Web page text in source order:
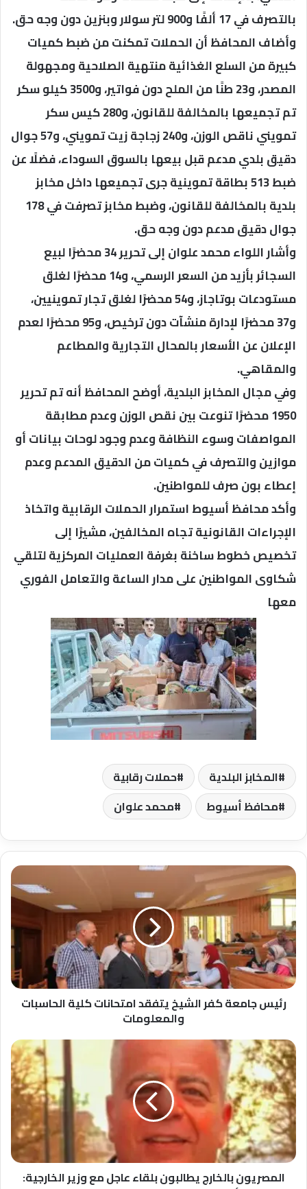
بالتصرف في 17 ألفًا و900 لتر سولار وبنزين دون وجه حق.
وأضاف المحافظ أن الحملات تمكنت من ضبط كميات
كبيرة من السلع الغذائية منتهية الصلاحية ومجهولة
المصدر، و23 طنًا من الملح دون فواتير، و3500 كيلو سكر
تم تجميعها بالمخالفة للقانون، و280 كيس سكر
تمويني ناقص الوزن، و240 زجاجة زيت تمويني، و57 جوال
دقيق بلدي مدعم قبل بيعها بالسوق السوداء، فضلًا عن
ضبط 513 بطاقة تموينية جرى تجميعها داخل مخابز
بلدية بالمخالفة للقانون، وضبط مخابز تصرفت في 178
جوال دقيق مدعم دون وجه حق.
وأشار اللواء محمد علوان إلى تحرير 34 محضرًا لبيع
السجائر بأزيد من السعر الرسمي، و14 محضرًا لغلق
مستودعات بوتاجاز، و54 محضرًا لغلق تجار تموينيين،
و37 محضرًا لإدارة منشآت دون ترخيص، و95 محضرًا لعدم
الإعلان عن الأسعار بالمحال التجارية والمطاعم
والمقاهي.
وفي مجال المخابز البلدية، أوضح المحافظ أنه تم تحرير
1950 محضرًا تنوعت بين نقص الوزن وعدم مطابقة
المواصفات وسوء النظافة وعدم وجود لوحات بيانات أو
موازين والتصرف في كميات من الدقيق المدعم وعدم
إعطاء بون صرف للمواطنين.
وأكد محافظ أسيوط استمرار الحملات الرقابية واتخاذ
الإجراءات القانونية تجاه المخالفين، مشيرًا إلى
تخصيص خطوط ساخنة بغرفة العمليات المركزية لتلقي
شكاوى المواطنين على مدار الساعة والتعامل الفوري
معها
المخابز البلدية
حملات رقابية
محافظ أسيوط
محمد علوان
رئيس
جامعة
كفر
الشيخ
يتفقد
امتحانات
كلية
الحاسبات
والمعلومات
رئيس جامعة كفر الشيخ يتفقد امتحانات كلية الحاسبات
والمعلومات
المصريون
بالخارج
يطالبون
بلقاء
عاجل
مع
وزير
الخارجية:
حوافز
غائبةالمصريون بالخارج يطالبون بلقاء عاجل مع وزير الخارجية: